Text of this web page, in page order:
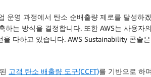
운영 과정에서 탄소 순배출량 제로를 달성하
는 방식을 결정합니다. 또한 AWS는 사용자
다하고 있습니다. AWS Sustainability 콘솔
고객 탄소 배출량 도구(CCFT)를 기반으로 하